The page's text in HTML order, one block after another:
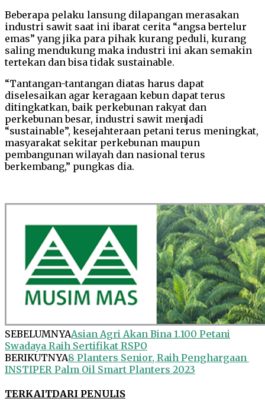
Beberapa pelaku lansung dilapangan merasakan
industri sawit saat ini ibarat cerita “angsa bertelur
emas” yang jika para pihak kurang peduli, kurang
saling mendukung maka industri ini akan semakin
tertekan dan bisa tidak sustainable.
“Tantangan-tantangan diatas harus dapat
diselesaikan agar keragaan kebun dapat terus
ditingkatkan, baik perkebunan rakyat dan
perkebunan besar, industri sawit menjadi
“sustainable”, kesejahteraan petani terus meningkat,
masyarakat sekitar perkebunan maupun
pembangunan wilayah dan nasional terus
berkembang,” pungkas dia.
SEBELUMNYAAsian Agri Akan Bina 1.100 Petani
Swadaya Raih Sertifikat RSPO
BERIKUTNYA8 Planters Senior, Raih Penghargaan
INSTIPER Palm Oil Smart Planters 2023
TERKAITDARI PENULIS